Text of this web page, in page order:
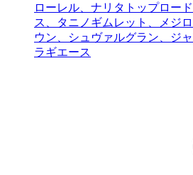
ローレル、ナリタトップロー
ス、タニノギムレット、メジ
ウン、シュヴァルグラン、ジ
ラギエース